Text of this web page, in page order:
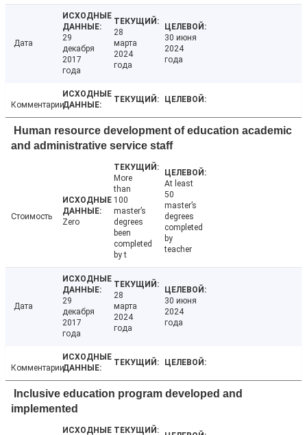
Дата
29
декабря
2017
года
28
марта
2024
года
30 июня
2024
года
Комментарии
Human resource development of education academic
and administrative service staff
Стоимость
Zero
More
than
100
master’s
degrees
been
completed
by t
At least
50
master’s
degrees
completed
by
teacher
Дата
29
декабря
2017
года
28
марта
2024
года
30 июня
2024
года
Комментарии
Inclusive education program developed and
implemented